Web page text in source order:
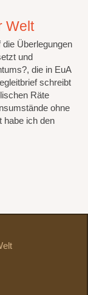
Welt
Überlegungen
und
die in EuA
schreibt
Räte
ohne
habe ich den